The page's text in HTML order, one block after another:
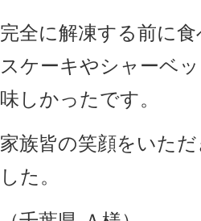
完全に解凍する前に
スケーキやシャーベ
味しかったです。
家族皆の笑顔をいた
した。